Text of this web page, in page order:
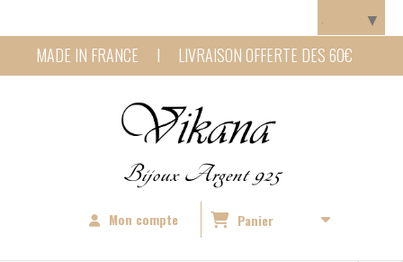
MADE IN FRANCE I LIVRAISON OFFERTE DES 60€
Bijoux Argent 925
Mon compte Panier
▼